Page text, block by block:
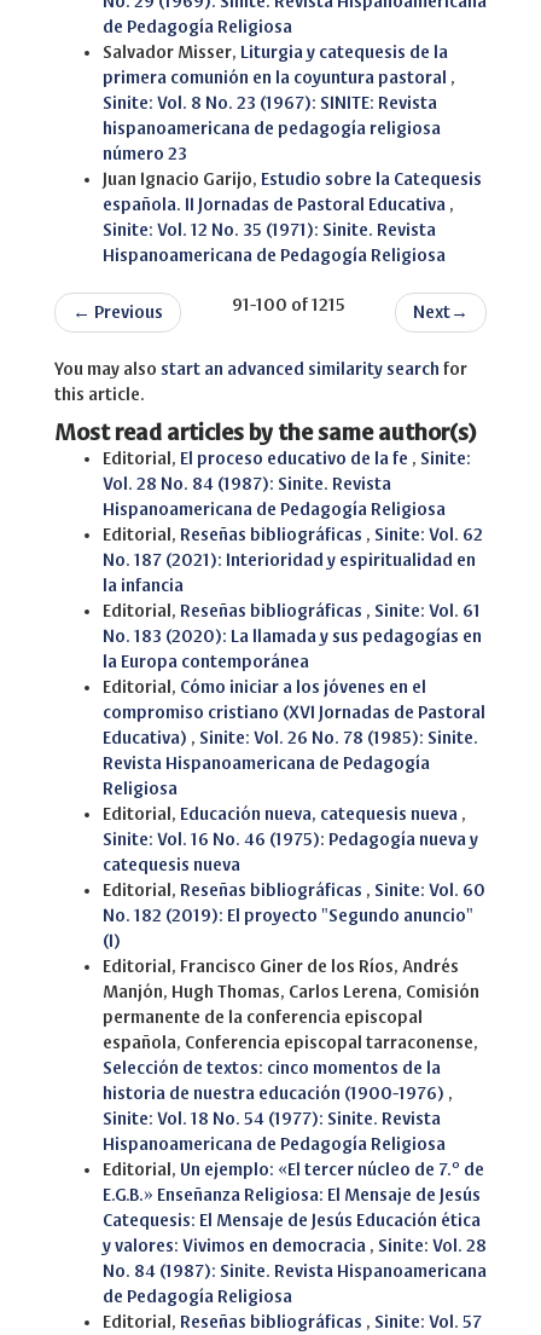
de Pedagogía Religiosa
Salvador Misser, Liturgia y catequesis de la
primera comunión en la coyuntura pastoral ,
Sinite: Vol. 8 No. 23 (1967): SINITE: Revista
hispanoamericana de pedagogía religiosa
número 23
Juan Ignacio Garijo, Estudio sobre la Catequesis
española. II Jornadas de Pastoral Educativa ,
Sinite: Vol. 12 No. 35 (1971): Sinite. Revista
Hispanoamericana de Pedagogía Religiosa
← Previous 91-100 of 1215 Next →
You may also start an advanced similarity search for
this article.
Most read articles by the same author(s)
Editorial, El proceso educativo de la fe , Sinite:
Vol. 28 No. 84 (1987): Sinite. Revista
Hispanoamericana de Pedagogía Religiosa
Editorial, Reseñas bibliográficas , Sinite: Vol. 62
No. 187 (2021): Interioridad y espiritualidad en
la infancia
Editorial, Reseñas bibliográficas , Sinite: Vol. 61
No. 183 (2020): La llamada y sus pedagogías en
la Europa contemporánea
Editorial, Cómo iniciar a los jóvenes en el
compromiso cristiano (XVI Jornadas de Pastoral
Educativa) , Sinite: Vol. 26 No. 78 (1985): Sinite.
Revista Hispanoamericana de Pedagogía
Religiosa
Editorial, Educación nueva, catequesis nueva ,
Sinite: Vol. 16 No. 46 (1975): Pedagogía nueva y
catequesis nueva
Editorial, Reseñas bibliográficas , Sinite: Vol. 60
No. 182 (2019): El proyecto "Segundo anuncio"
(I)
Editorial, Francisco Giner de los Ríos, Andrés
Manjón, Hugh Thomas, Carlos Lerena, Comisión
permanente de la conferencia episcopal
española, Conferencia episcopal tarraconense,
Selección de textos: cinco momentos de la
historia de nuestra educación (1900-1976) ,
Sinite: Vol. 18 No. 54 (1977): Sinite. Revista
Hispanoamericana de Pedagogía Religiosa
Editorial, Un ejemplo: «El tercer núcleo de 7.º de
E.G.B.» Enseñanza Religiosa: El Mensaje de Jesús
Catequesis: El Mensaje de Jesús Educación ética
y valores: Vivimos en democracia , Sinite: Vol. 28
No. 84 (1987): Sinite. Revista Hispanoamericana
de Pedagogía Religiosa
Editorial, Reseñas bibliográficas , Sinite: Vol. 57